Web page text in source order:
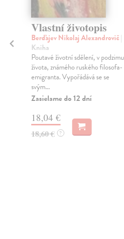
Vlastní životopis
Berďajev Nikolaj Alexandrovič|
Kniha
Poutavé životní sdělení, v podzimu
života, známého ruského filosofa-
emigranta. Vypořádává se se
svým...
Zasielame do 12 dní
18,04 €
18,60 € ?